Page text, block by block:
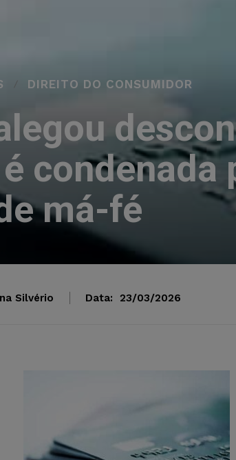
DIREITO DO CONSUMIDOR
má-fé
Silvério Data: 23/03/2026